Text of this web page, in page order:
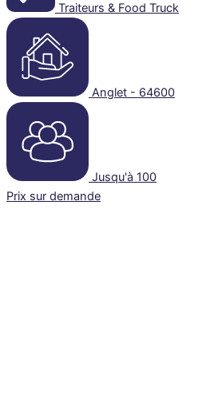
Traiteurs & Food Truck
Anglet - 64600
Jusqu'à 100
Prix sur demande